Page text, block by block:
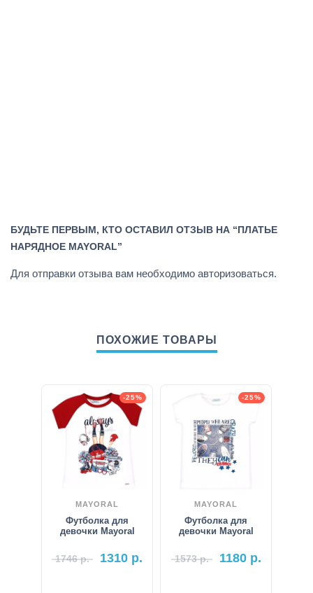
БУДЬТЕ ПЕРВЫМ, КТО ОСТАВИЛ ОТЗЫВ НА “ПЛАТЬЕ
НАРЯДНОЕ MAYORAL”
Для отправки отзыва вам необходимо авторизоваться.
ПОХОЖИЕ ТОВАРЫ
-25%
MAYORAL
Футболка для
девочки Mayoral
1746р. 1310 р.
-25%
MAYORAL
Футболка для
девочки Mayoral
1573р. 1180р.